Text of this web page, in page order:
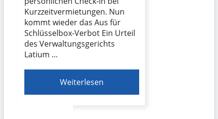
Kurzzeitvermietungen. Nun
kommt wieder das Aus für
Schlüsselbox-Verbot Ein Urteil
des Verwaltungsgerichts
Latium …
Weiterlesen